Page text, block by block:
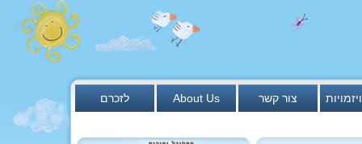
לזכרם About Us צור קשר